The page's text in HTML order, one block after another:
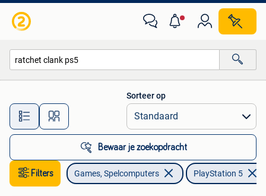
Alle afstanden…
Sorteer op
Bewaar je zoekopdracht
Filters Games, Spelcomputers PlayStation 5